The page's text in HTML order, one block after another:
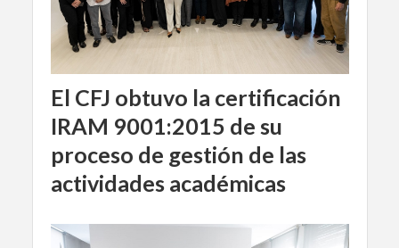
El CFJ obtuvo la certificación
IRAM 9001:2015 de su
proceso de gestión de las
actividades académicas